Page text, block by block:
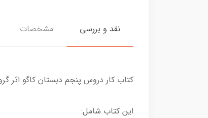
نقد و بررسی مشخصات
کتاب کار دروس پنجم دبستان کاگو اثر گروه مولفان
این کتاب شامل: